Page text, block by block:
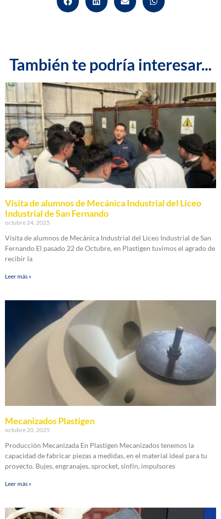
También te podría interesar...
Visita de alumnos de Mecánica Industrial del Liceo
Industrial de San Fernando
octubre 24, 2025
Visita de alumnos de Mecánica Industrial del Liceo Industrial de San
Fernando El pasado 22 de Octubre, en Plastigen tuvimos el agrado de
recibir la
Leer más »
Mecanizados Plastigen
octubre 20, 2025
Producción Mecanizada En Plastigen Mecanizados tenemos la
capacidad de fabricar piezas a medidas, en el material ideal para tu
proyecto. Bujes, engranajes, sprocket, sinfín, impulsores
Leer más »